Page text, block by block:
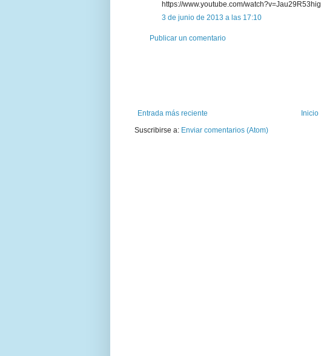
https://www.youtube.com/watch?v=Jau29R53hig
3 de junio de 2013 a las 17:10
Publicar un comentario
Entrada más reciente
Inicio
Suscribirse a: Enviar comentarios (Atom)